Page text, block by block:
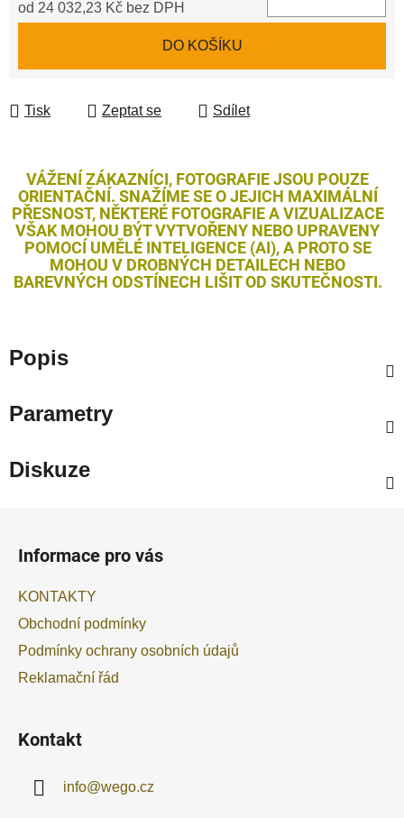
od 24 032,23 Kč bez DPH
DO KOŠÍKU
Tisk Zeptat se Sdílet
VÁŽENÍ ZÁKAZNÍCI, FOTOGRAFIE JSOU POUZE
ORIENTAČNÍ. SNAŽÍME SE O JEJICH MAXIMÁLNÍ
PŘESNOST, NĚKTERÉ FOTOGRAFIE A VIZUALIZACE
VŠAK MOHOU BÝT VYTVOŘENY NEBO UPRAVENY
POMOCÍ UMĚLÉ INTELIGENCE (AI), A PROTO SE
MOHOU V DROBNÝCH DETAILECH NEBO
BAREVNÝCH ODSTÍNECH LIŠIT OD SKUTEČNOSTI.
Popis
Parametry
Diskuze
Informace pro vás
KONTAKTY
Obchodní podmínky
Podmínky ochrany osobních údajů
Reklamační řád
Kontakt
info@wego.cz